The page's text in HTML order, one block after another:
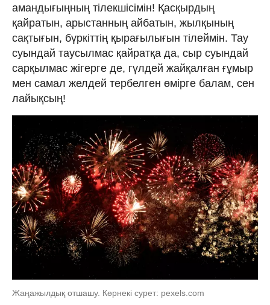
амандығыңның тілекшісімін! Қасқырдың
қайратын, арыстанның айбатын, жылқының
сақтығын, бүркіттің қырағылығын тілеймін. Тау
суындай таусылмас қайратқа да, сыр суындай
сарқылмас жігерге де, гүлдей жайқалған ғұмыр
мен самал желдей тербелген өмірге балам, сен
лайықсың!
Жаңажылдық отшашу. Көрнекі сурет: pexels.com